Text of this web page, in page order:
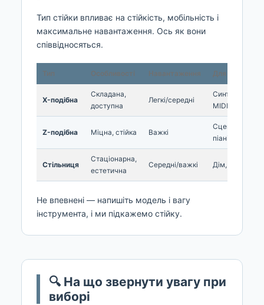
Тип стійки впливає на стійкість, мобільність і
максимальне навантаження. Ось як вони
співвідносяться.
Тип Особливості Навантаження Для кого
X-подібна
Складана,
доступна
Легкі/середні
Синтезатори,
MIDI
Z-подібна Міцна, стійка Важкі
Сценічні
піаніно
Стільниця
Стаціонарна,
естетична
Середні/важкі Дім, студія
Не впевнені — напишіть модель і вагу
інструмента, і ми підкажемо стійку.
🔍 На що звернути увагу при
виборі